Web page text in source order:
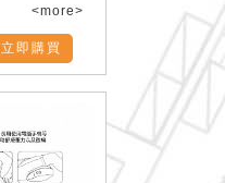
<more>
立即購買